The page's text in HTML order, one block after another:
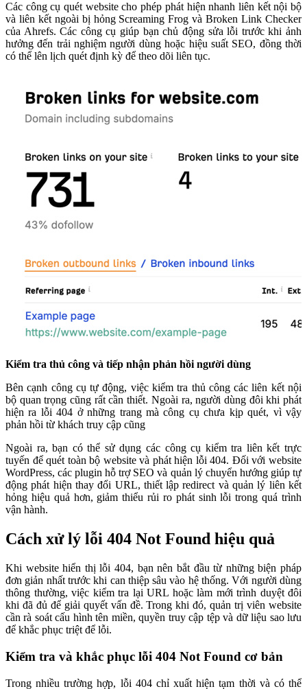
Các công cụ quét website cho phép phát hiện nhanh liên kết nội bộ
và liên kết ngoài bị hỏng Screaming Frog và Broken Link Checker
của Ahrefs. Các công cụ giúp bạn chủ động sửa lỗi trước khi ảnh
hưởng đến trải nghiệm người dùng hoặc hiệu suất SEO, đồng thời
có thể lên lịch quét định kỳ để theo dõi liên tục.
Kiểm tra thủ công và tiếp nhận phản hồi người dùng
Bên cạnh công cụ tự động, việc kiểm tra thủ công các liên kết nội
bộ quan trọng cũng rất cần thiết. Ngoài ra, người dùng đôi khi phát
hiện ra lỗi 404 ở những trang mà công cụ chưa kịp quét, vì vậy
phản hồi từ khách truy cập cũng
Ngoài ra, bạn có thể sử dụng các công cụ kiểm tra liên kết trực
tuyến để quét toàn bộ website và phát hiện lỗi 404. Đối với website
WordPress, các plugin hỗ trợ SEO và quản lý chuyển hướng giúp tự
động phát hiện thay đổi URL, thiết lập redirect và quản lý liên kết
hỏng hiệu quả hơn, giảm thiểu rủi ro phát sinh lỗi trong quá trình
vận hành.
Cách xử lý lỗi 404 Not Found hiệu quả
Khi website hiển thị lỗi 404, bạn nên bắt đầu từ những biện pháp
đơn giản nhất trước khi can thiệp sâu vào hệ thống. Với người dùng
thông thường, việc kiểm tra lại URL hoặc làm mới trình duyệt đôi
khi đã đủ để giải quyết vấn đề. Trong khi đó, quản trị viên website
cần rà soát cấu hình tên miền, quyền truy cập tệp và dữ liệu sao lưu
để khắc phục triệt để lỗi.
Kiểm tra và khắc phục lỗi 404 Not Found cơ bản
Trong nhiều trường hợp, lỗi 404 chỉ xuất hiện tạm thời và có thể